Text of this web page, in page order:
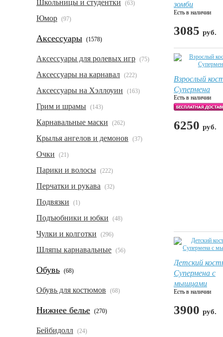
Школьницы и студентки (63)
Юмор (97)
Аксессуары (1578)
Аксессуары для ролевых игр (75)
Аксессуары на карнавал (222)
Аксессуары на Хэллоуин (163)
Грим и шрамы (143)
Карнавальные маски (262)
Крылья ангелов и демонов (37)
Очки (21)
Парики и волосы (222)
Перчатки и рукава (32)
Подвязки (1)
Подъюбники и юбки (48)
Чулки и колготки (296)
Шляпы карнавальные (56)
Обувь (68)
Обувь для костюмов (68)
Нижнее белье (270)
Бейбидолл (24)
зомби
Есть в наличии
3085 руб.
Взрослый
Супермена
Есть в наличии
6250 руб.
Детский
Супермена с
мышцами
Есть в наличии
3900 руб.